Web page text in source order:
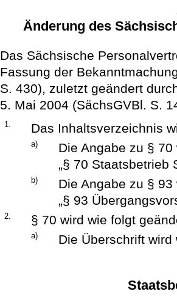
Änderung des
Das Sächsische
Fassung der
S. 430), zuletzt geändert
5. Mai 2004 (SächsGVBl. S.
1. Das Inhaltsverzeichnis
a)
Die Angabe zu §
„§ 70 Staatsbetrieb
b)
Die Angabe zu §
„§ 93
2. § 70 wird wie folgt
a) Die Überschrift